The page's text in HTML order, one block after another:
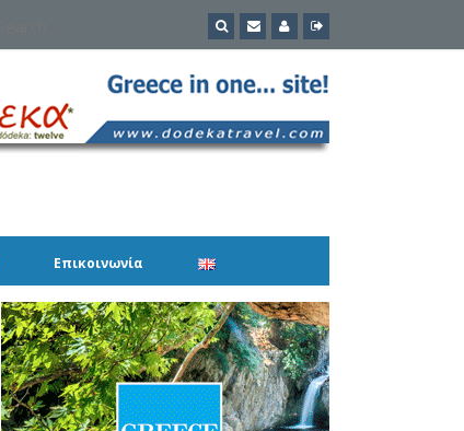
Επικοινωνία